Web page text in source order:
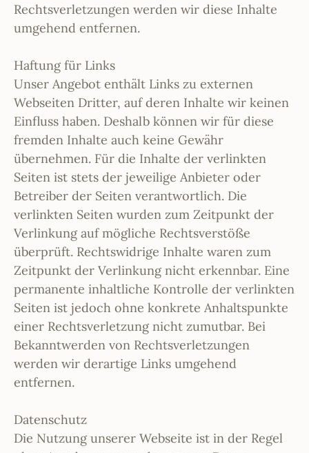
Rechtsverletzungen werden wir diese Inhalte
umgehend entfernen.
Haftung für Links
Unser Angebot enthält Links zu externen
Webseiten Dritter, auf deren Inhalte wir keinen
Einfluss haben. Deshalb können wir für diese
fremden Inhalte auch keine Gewähr
übernehmen. Für die Inhalte der verlinkten
Seiten ist stets der jeweilige Anbieter oder
Betreiber der Seiten verantwortlich. Die
verlinkten Seiten wurden zum Zeitpunkt der
Verlinkung auf mögliche Rechtsverstöße
überprüft. Rechtswidrige Inhalte waren zum
Zeitpunkt der Verlinkung nicht erkennbar. Eine
permanente inhaltliche Kontrolle der verlinkten
Seiten ist jedoch ohne konkrete Anhaltspunkte
einer Rechtsverletzung nicht zumutbar. Bei
Bekanntwerden von Rechtsverletzungen
werden wir derartige Links umgehend
entfernen.
Datenschutz
Die Nutzung unserer Webseite ist in der Regel